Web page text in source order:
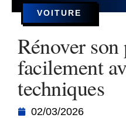
VOITURE
Rénover
facilement
techniques
02/03/2026